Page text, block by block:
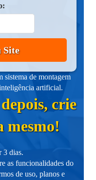
Site
sistema de montagem
artificial.
crie
mesmo!
3 dias.
as funcionalidades do
de uso, planos e